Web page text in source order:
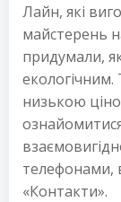
Лайн, які
майстерень
придумали,
екологічним.
низькою
телефонами,
«Контакти».